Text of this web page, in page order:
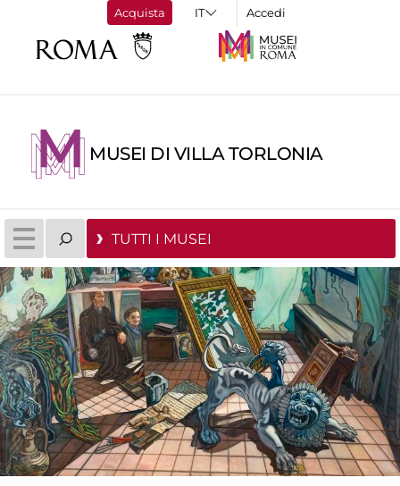
Acquista Accedi
MUSEI DI VILLA TORLONIA
TUTTI I MUSEI